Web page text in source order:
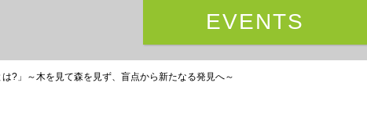
EVENTS
?」～木を見て森を見ず、盲点から新たなる発見へ～